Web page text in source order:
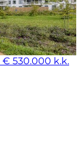
€ 530.000 k.k.